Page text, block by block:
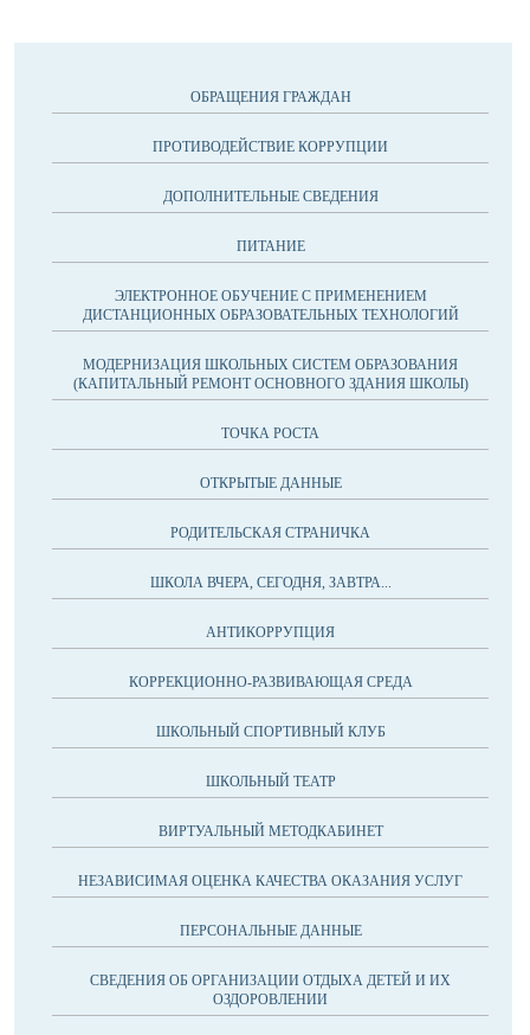
ОБРАЩЕНИЯ ГРАЖДАН
ПРОТИВОДЕЙСТВИЕ КОРРУПЦИИ
ДОПОЛНИТЕЛЬНЫЕ СВЕДЕНИЯ
ПИТАНИЕ
ЭЛЕКТРОННОЕ ОБУЧЕНИЕ С ПРИМЕНЕНИЕМ
ДИСТАНЦИОННЫХ ОБРАЗОВАТЕЛЬНЫХ ТЕХНОЛОГИЙ
МОДЕРНИЗАЦИЯ ШКОЛЬНЫХ СИСТЕМ ОБРАЗОВАНИЯ
(КАПИТАЛЬНЫЙ РЕМОНТ ОСНОВНОГО ЗДАНИЯ ШКОЛЫ)
ТОЧКА РОСТА
ОТКРЫТЫЕ ДАННЫЕ
РОДИТЕЛЬСКАЯ СТРАНИЧКА
ШКОЛА ВЧЕРА, СЕГОДНЯ, ЗАВТРА...
АНТИКОРРУПЦИЯ
КОРРЕКЦИОННО-РАЗВИВАЮЩАЯ СРЕДА
ШКОЛЬНЫЙ СПОРТИВНЫЙ КЛУБ
ШКОЛЬНЫЙ ТЕАТР
ВИРТУАЛЬНЫЙ МЕТОДКАБИНЕТ
НЕЗАВИСИМАЯ ОЦЕНКА КАЧЕСТВА ОКАЗАНИЯ УСЛУГ
ПЕРСОНАЛЬНЫЕ ДАННЫЕ
СВЕДЕНИЯ ОБ ОРГАНИЗАЦИИ ОТДЫХА ДЕТЕЙ И ИХ
ОЗДОРОВЛЕНИИ